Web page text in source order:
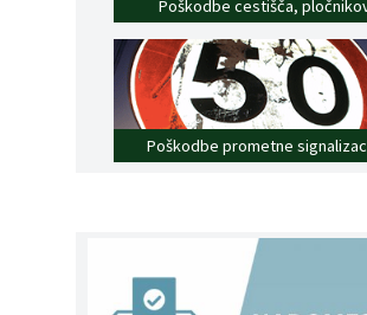
Poškodbe cestišča,
Poškodbe prometne